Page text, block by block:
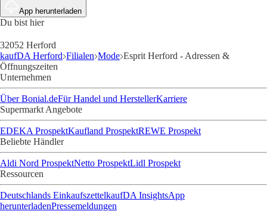
App herunterladen
Du bist hier
32052 Herford
kaufDA Herford Filialen Mode Esprit Herford - Adressen &
Öffnungszeiten
Unternehmen
Über Bonial.deFür Handel und HerstellerKarriere
Supermarkt Angebote
EDEKA ProspektKaufland ProspektREWE Prospekt
Beliebte Händler
Aldi Nord ProspektNetto ProspektLidl Prospekt
Ressourcen
Deutschlands EinkaufszettelkaufDA InsightsApp
herunterladenPressemeldungen